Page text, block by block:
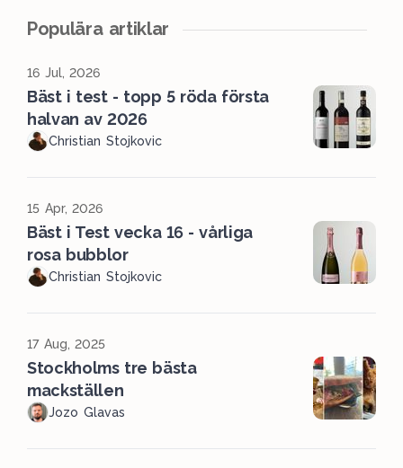
Populära artiklar
16 Jul, 2026
Bäst i test - topp 5 röda första
halvan av 2026
Christian Stojkovic
15 Apr, 2026
Bäst i Test vecka 16 - vårliga
rosa bubblor
Christian Stojkovic
17 Aug, 2025
Stockholms tre bästa
mackställen
Jozo Glavas